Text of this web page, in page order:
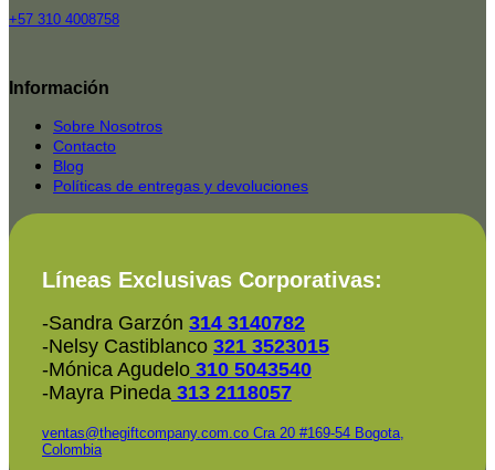
+57 310 4008758
Rated
2025-
Información
Sobre Nosotros
Contacto
Blog
Políticas de entregas y devoluciones
Líneas Exclusivas Corporativas:
-Sandra Garzón 314 3140782
-Nelsy Castiblanco 321 3523015
-Mónica Agudelo 310 5043540
-Mayra Pineda 313 2118057
ventas@thegiftcompany.com.co Cra 20 #169-54 Bogota,
Colombia